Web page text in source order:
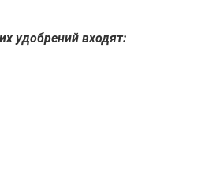
удобрений входят: